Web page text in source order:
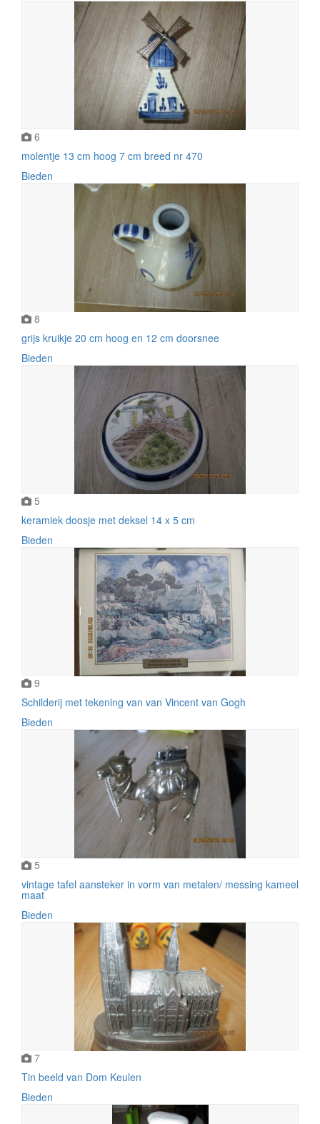
6
molentje 13 cm hoog 7 cm breed nr 470
Bieden
8
grijs kruikje 20 cm hoog en 12 cm doorsnee
Bieden
5
keramiek doosje met deksel 14 x 5 cm
Bieden
9
Schilderij met tekening van van Vincent van Gogh
Bieden
5
vintage tafel aansteker in vorm van metalen/ messing kameel
maat
Bieden
7
Tin beeld van Dom Keulen
Bieden